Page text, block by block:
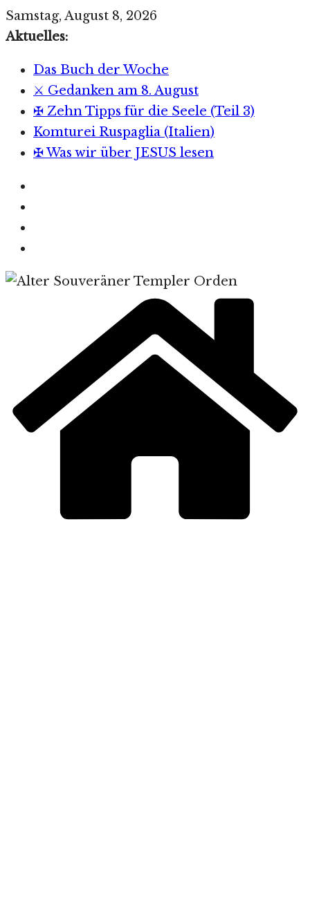
Zum
Inhalt
Samstag, August 8, 2026
Aktuelles:
Das Buch der Woche
⚔️ Gedanken am 8. August
✠ Zehn Tipps für die Seele (Teil 3)
Komturei Ruspaglia (Italien)
✠ Was wir über JESUS lesen